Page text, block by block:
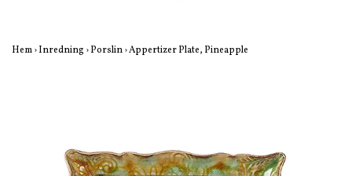
Hem›Inredning ›Porslin›Appertizer Plate, Pineapple